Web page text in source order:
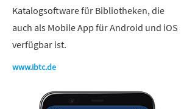
Katalogsoftware für Bibliotheken, die
auch als Mobile App für Android und iOS
verfügbar ist.
www.ibtc.de